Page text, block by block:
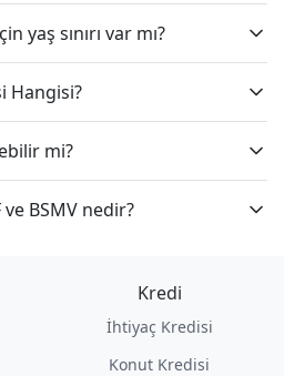
yaş sınırı var mı?
Hangisi?
mi?
BSMV nedir?
Kredi
İhtiyaç Kredisi
Konut Kredisi